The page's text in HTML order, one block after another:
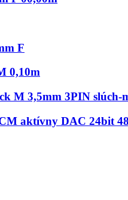
F
0,10m
M 3,5mm 3PIN slúch-
aktívny DAC 24bit